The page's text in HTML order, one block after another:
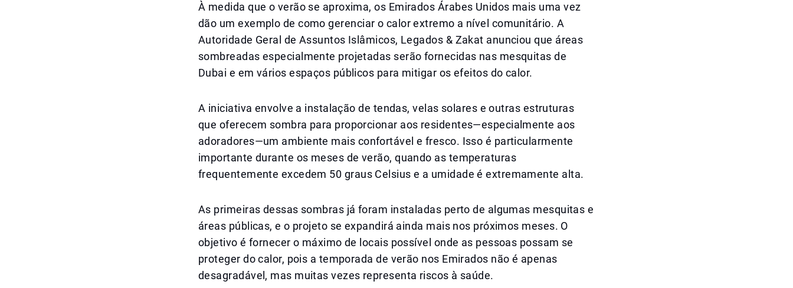
À medida que o verão se aproxima, os Emirados Árabes Unidos mais uma vez
dão um exemplo de como gerenciar o calor extremo a nível comunitário. A
Autoridade Geral de Assuntos Islâmicos, Legados & Zakat anunciou que áreas
sombreadas especialmente projetadas serão fornecidas nas mesquitas de
Dubai e em vários espaços públicos para mitigar os efeitos do calor.
A iniciativa envolve a instalação de tendas, velas solares e outras estruturas
que oferecem sombra para proporcionar aos residentes—especialmente aos
adoradores—um ambiente mais confortável e fresco. Isso é particularmente
importante durante os meses de verão, quando as temperaturas
frequentemente excedem 50 graus Celsius e a umidade é extremamente alta.
As primeiras dessas sombras já foram instaladas perto de algumas mesquitas e
áreas públicas, e o projeto se expandirá ainda mais nos próximos meses. O
objetivo é fornecer o máximo de locais possível onde as pessoas possam se
proteger do calor, pois a temporada de verão nos Emirados não é apenas
desagradável, mas muitas vezes representa riscos à saúde.